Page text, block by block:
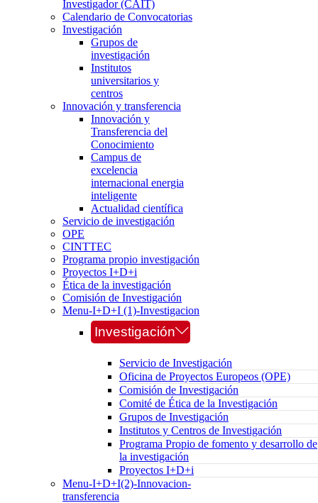
Investigador (CAIT)
Calendario de Convocatorias
Investigación
Grupos de
investigación
Institutos
universitarios y
centros
Innovación y transferencia
Innovación y
Transferencia del
Conocimiento
Campus de
excelencia
internacional energia
inteligente
Actualidad científica
Servicio de investigación
OPE
CINTTEC
Programa propio investigación
Proyectos I+D+i
Ética de la investigación
Comisión de Investigación
Menu-I+D+I (1)-Investigacion
Investigación
Servicio de Investigación
Oficina de Proyectos Europeos (OPE)
Comisión de Investigación
Comité de Ética de la Investigación
Grupos de Investigación
Institutos y Centros de Investigación
Programa Propio de fomento y desarrollo de
la investigación
Proyectos I+D+i
Menu-I+D+I(2)-Innovacion-
transferencia